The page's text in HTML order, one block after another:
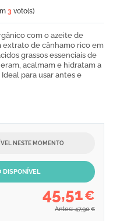
3 voto(s)
com o azeite de
extrato de cânhamo rico em
grassos essenciais de
acalmam e hidratam a
para usar antes e
NESTE MOMENTO
DISPONÍVEL
45,51€
Antes: 47,90 €